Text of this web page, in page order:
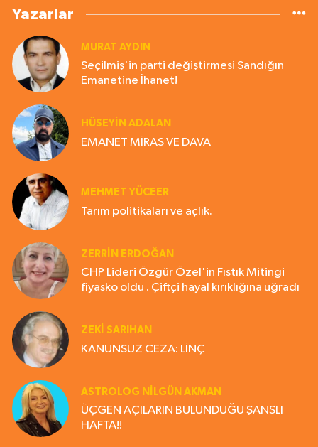
Yazarlar
MURAT AYDIN
Seçilmiş'in parti değiştirmesi Sandığın
Emanetine İhanet!
HÜSEYIN ADALAN
EMANET MİRAS VE DAVA
MEHMET YÜCEER
Tarım politikaları ve açlık.
ZERRIN ERDOĞAN
CHP Lideri Özgür Özel'in Fıstık Mitingi
fiyasko oldu . Çiftçi hayal kırıklığına uğradı
ZEKI SARIHAN
KANUNSUZ CEZA: LİNÇ
ASTROLOG NILGÜN AKMAN
ÜÇGEN AÇILARIN BULUNDUĞU ŞANSLI
HAFTA!!